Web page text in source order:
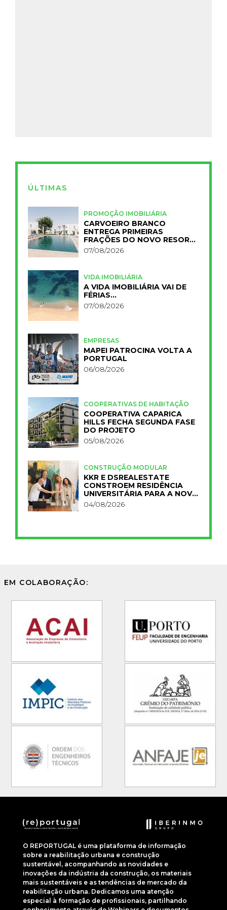
ÚLTIMAS
PROMOÇÃO IMOBILIÁRIA
CARVOEIRO BRANCO
ENTREGA PRIMEIRAS
FRAÇÕES DO NOVO RESORT
PRIMELIFE
07/08/2026
VIDA IMOBILIÁRIA
A VIDA IMOBILIÁRIA VAI DE
FÉRIAS…
07/08/2026
EMPRESAS
MAPEI PATROCINA VOLTA A
PORTUGAL
06/08/2026
COOPERATIVAS DE HABITAÇÃO
COOPERATIVA CAPARICA
HILLS FECHA SEGUNDA FASE
DO PROJETO
05/08/2026
CONSTRUÇÃO MODULAR
KKR E DSREALESTATE
CONSTROEM RESIDÊNCIA
UNIVERSITÁRIA PARA A NOVA
FCT
04/08/2026
EM COLABORAÇÃO:
O REPORTUGAL é uma plataforma de informação
sobre a reabilitação urbana e construção
sustentável, acompanhando as novidades e
inovações da indústria da construção, os materiais
mais sustentáveis e as tendências de mercado da
reabilitação urbana. Dedicamos uma atenção
especial à formação de profissionais, partilhando